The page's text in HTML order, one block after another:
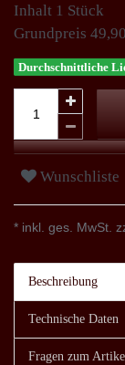
Inhalt 1 Stück
Grundpreis
Durchschnittliche
Wunschliste
* inkl. ges. MwSt.
Beschreibung
Technische Daten
Fragen zum